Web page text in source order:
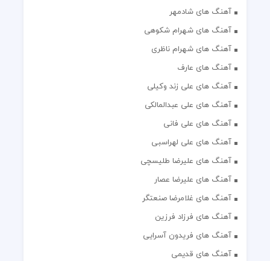
آهنگ های شادمهر
آهنگ های شهرام شکوهی
آهنگ های شهرام ناظری
آهنگ های عارف
آهنگ های علی زند وکیلی
آهنگ های علی عبدالمالکی
آهنگ های علی فانی
آهنگ های علی لهراسبی
آهنگ های علیرضا طلیسچی
آهنگ های علیرضا عصار
آهنگ های غلامرضا صنعتگر
آهنگ های فرزاد فرزین
آهنگ های فریدون آسرایی
آهنگ های قدیمی